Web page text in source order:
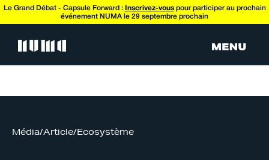
Le Grand Débat - Capsule Forward : Inscrivez-vouspour participer au prochain
événement NUMA le 29 septembre prochain
Média/Article/Ecosystème